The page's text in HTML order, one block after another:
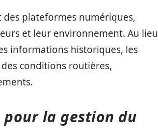
des plateformes numériques,
et leur environnement. Au lieu
informations historiques, les
conditions routières,
la gestion du